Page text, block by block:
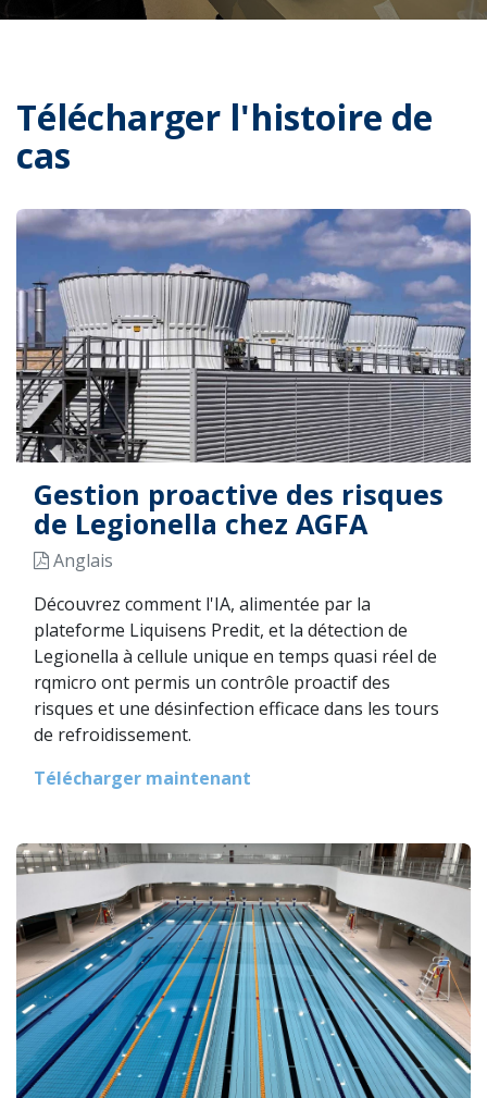
Télécharger l'histoire de
cas
Gestion proactive des risques
de Legionella chez AGFA
Anglais
Découvrez comment l'IA, alimentée par la
plateforme Liquisens Predit, et la détection de
Legionella à cellule unique en temps quasi réel de
rqmicro ont permis un contrôle proactif des
risques et une désinfection efficace dans les tours
de refroidissement.
Télécharger maintenant